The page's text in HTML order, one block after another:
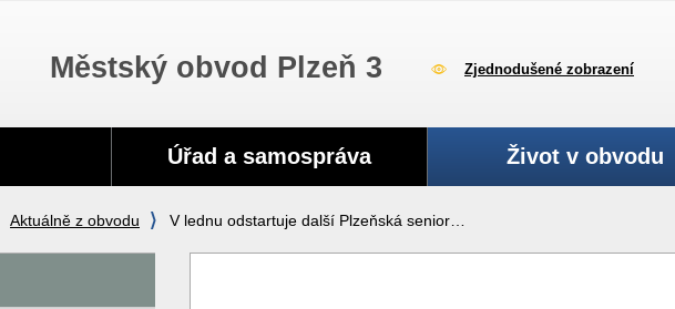
Městský obvod Plzeň 3 Zjednodušené zobrazení
Aktuálně z obvodu V lednu odstartuje další Plzeňská senior…
Úřad a samospráva Život v obvodu